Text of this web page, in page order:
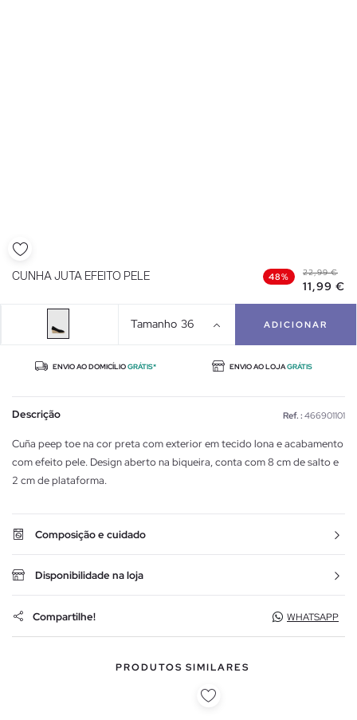
CUNHA JUTA EFEITO PELE 48% 22,99 €
11,99 €
Tamanho 36 ADICIONAR
ENVIO AO DOMICÍLIOGRÁTIS* ENVIO AO LOJAGRÁTIS
Descrição Ref. : 466901101
Cuña peep toe na cor preta com exterior em tecido lona e acabamento
com efeito pele. Design aberto na biqueira, conta com 8 cm de salto e
2 cm de plataforma.
Composição e cuidado
Disponibilidade na loja
Compartilhe! WHATSAPP
PRODUTOS SIMILARES